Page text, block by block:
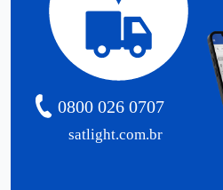
satlight.com.br
0800 026 0707